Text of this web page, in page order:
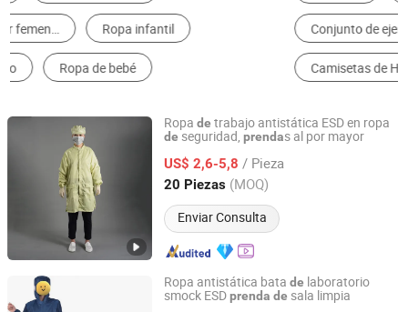
Conjunto de ejercicios de gimnasio Ropa y accesorios para mascotas
Camisetas de Hombres
Ropa de trabajo antistática ESD en ropa
de seguridad, prendas al por mayor
US$ 2,6-5,8 / Pieza
20 Piezas (MOQ)
Enviar Consulta
Suzhou Jiekon Puri-Tech Co., Ltd.
Jiangsu, China Desde 2026
Ropa antistática bata de laboratorio
smock ESDprenda de sala limpia
SuZhou ShuoGuo Purification &Technology Co.,Ltd